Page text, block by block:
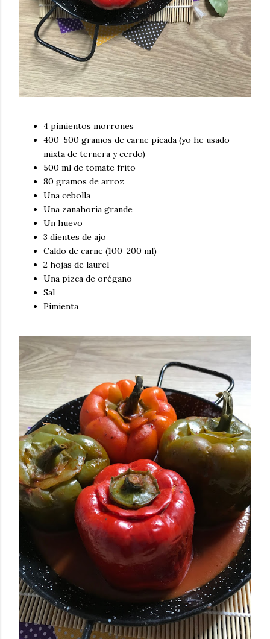
4 pimientos morrones
400-500 gramos de carne picada (yo he usado
mixta de ternera y cerdo)
500 ml de tomate frito
80 gramos de arroz
Una cebolla
Una zanahoria grande
Un huevo
3 dientes de ajo
Caldo de carne (100-200 ml)
2 hojas de laurel
Una pizca de orégano
Sal
Pimienta